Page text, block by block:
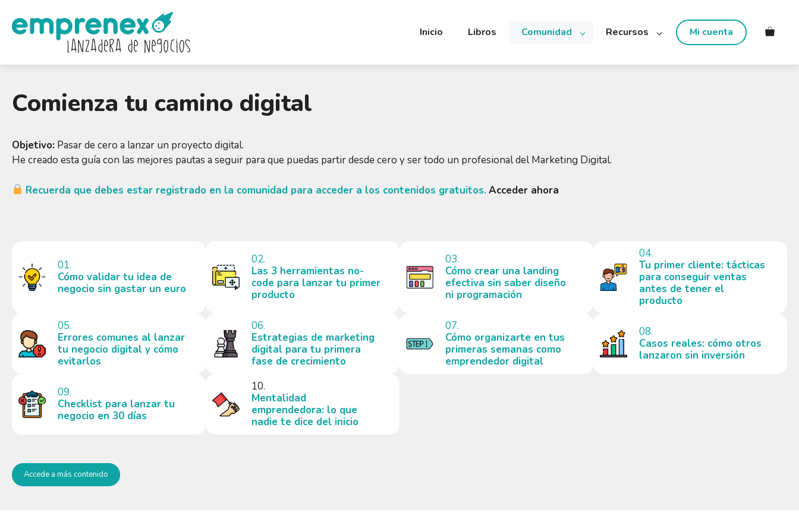
contenido
Inicio Libros Comunidad Recursos Mi cuenta
Comienza tu camino digital
Objetivo: Pasar de cero a lanzar un proyecto digital.
He creado esta guía con las mejores pautas a seguir para que puedas partir desde cero y ser todo un profesional del Marketing Digital.
Recuerda que debes estar registrado en la comunidad para acceder a los contenidos gratuitos.Acceder ahora
01.
Cómo validar tu idea de
negocio sin gastar un euro
02.
Las 3 herramientas no-
code para lanzar tu primer
producto
03.
Cómo crear una landing
efectiva sin saber diseño
ni programación
04.
Tu primer cliente: tácticas
para conseguir ventas
antes de tener el
producto
05.
Errores comunes al lanzar
tu negocio digital y cómo
evitarlos
06.
Estrategias de marketing
digital para tu primera
fase de crecimiento
07.
Cómo organizarte en tus
primeras semanas como
emprendedor digital
08.
Casos reales: cómo otros
lanzaron sin inversión
09.
Checklist para lanzar tu
negocio en 30 días
10.
Mentalidad
emprendedora: lo que
nadie te dice del inicio
Accede a más contenido